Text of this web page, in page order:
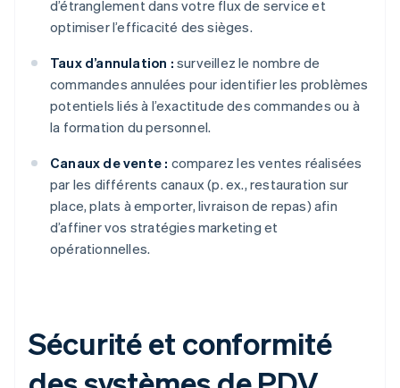
d’étranglement dans votre flux de service et
optimiser l’efficacité des sièges.
Taux d’annulation : surveillez le nombre de
commandes annulées pour identifier les problèmes
potentiels liés à l’exactitude des commandes ou à
la formation du personnel.
Canaux de vente : comparez les ventes réalisées
par les différents canaux (p. ex., restauration sur
place, plats à emporter, livraison de repas) afin
d’affiner vos stratégies marketing et
opérationnelles.
Sécurité et conformité